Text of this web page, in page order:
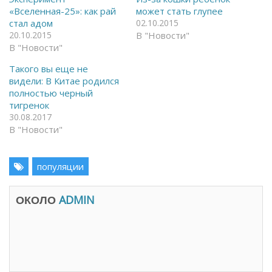
F
a
e
b
o
(
О
т
к
р
ы
в
а
е
о
в
м
я
в
e
a
m
(
О
т
в
я
в
н
в
«Вселенная-25»: как рай
стал адом
20.10.2015
В "Новости"
может стать глупее
02.10.2015
В "Новости"
Такого вы еще не
видели: В Китае родился
полностью черный
тигренок
30.08.2017
В "Новости"
популяции
ОКОЛО ADMIN